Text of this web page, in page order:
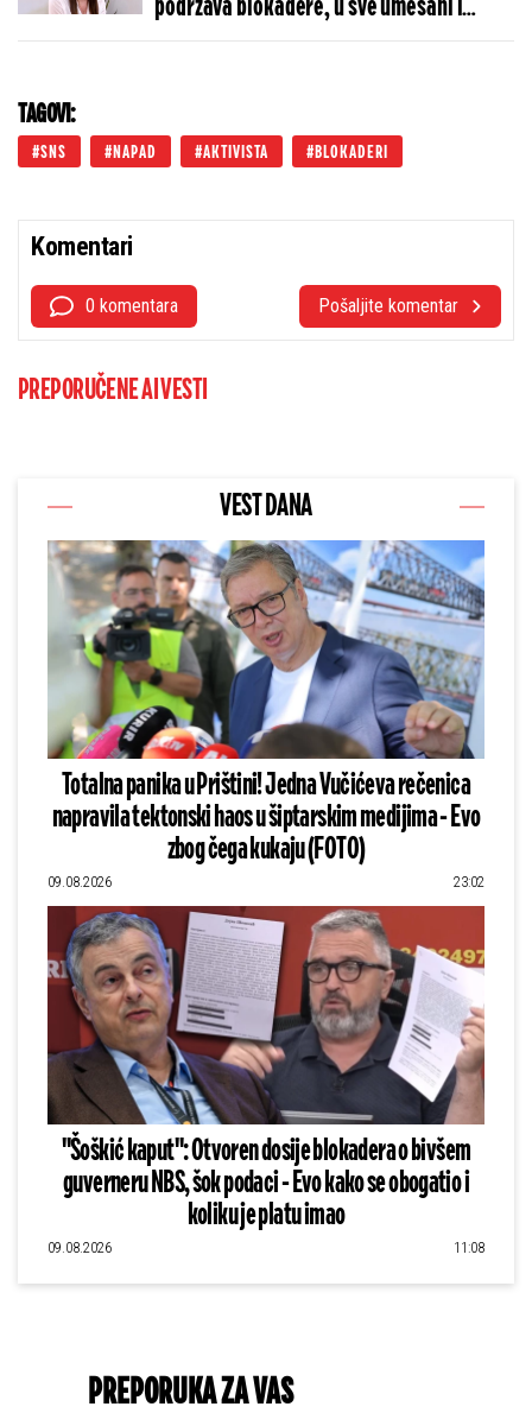
podržava blokadere, u sve umešani i
profesori - "Rekli su mi da će se
TAGOVI:
SNS NAPAD AKTIVISTA BLOKADERI
Komentari
0 komentara Pošaljite komentar
PREPORUČENE AI VESTI
VEST DANA
Totalna panika u Prištini! Jedna Vučićeva rečenica
napravila tektonski haos u šiptarskim medijima - Evo
zbog čega kukaju (FOTO)
09.08.2026 23:02
"Šoškić kaput": Otvoren dosije blokadera o bivšem
guverneru NBS, šok podaci - Evo kako se obogatio i
koliku je platu imao
09.08.2026 11:08
PREPORUKA ZA VAS